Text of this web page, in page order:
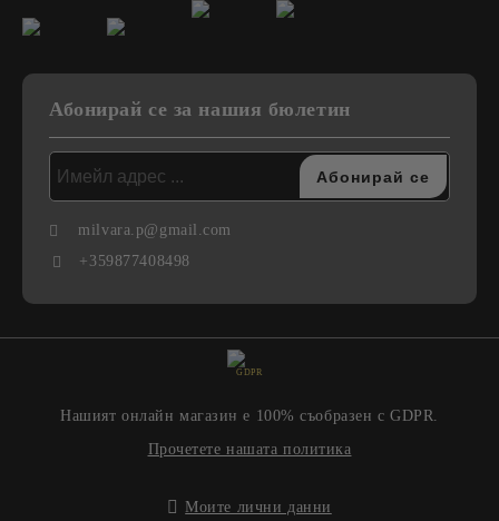
Абонирай се за нашия бюлетин
milvara.p@gmail.com
+359877408498
GDPR
Нашият онлайн магазин е 100% съобразен с GDPR.
Прочетете нашата политика
Моите лични данни